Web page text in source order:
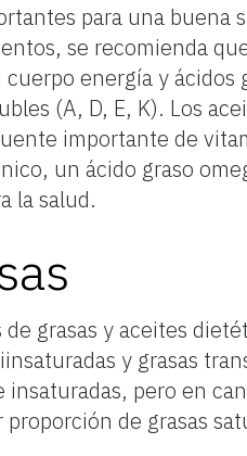
para una buena
se recomienda
cuerpo energía y
(A, D, E, K). Los
importante de
un ácido graso
la salud.
grasas y aceites
y grasas
insaturadas, pero en
de grasas